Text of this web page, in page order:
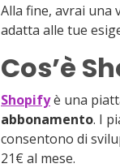
Alla fine, avrai una
adatta alle tue
Cos’è
Shopifyè una
abbonamento. I
consentono di
21€ al mese.